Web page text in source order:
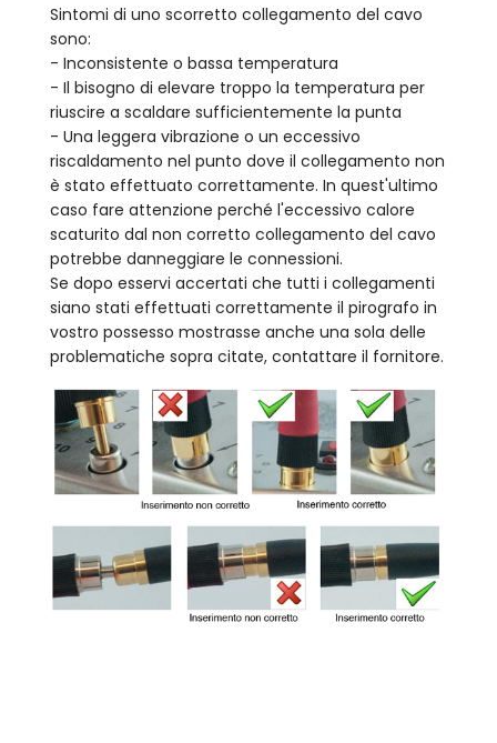
Sintomi di uno scorretto collegamento del cavo
sono:
- Inconsistente o bassa temperatura
- Il bisogno di elevare troppo la temperatura per
riuscire a scaldare sufficientemente la punta
- Una leggera vibrazione o un eccessivo
riscaldamento nel punto dove il collegamento non
è stato effettuato correttamente. In quest'ultimo
caso fare attenzione perché l'eccessivo calore
scaturito dal non corretto collegamento del cavo
potrebbe danneggiare le connessioni.
Se dopo esservi accertati che tutti i collegamenti
siano stati effettuati correttamente il pirografo in
vostro possesso mostrasse anche una sola delle
problematiche sopra citate, contattare il fornitore.